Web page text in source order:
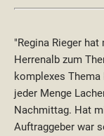
"Regina Rieger
Herrenalb zum
komplexes
jeder Menge
Nachmittag. Hat
Auftraggeber war